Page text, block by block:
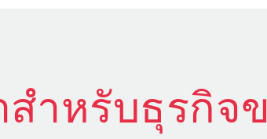
ำหรับธุรกิจ